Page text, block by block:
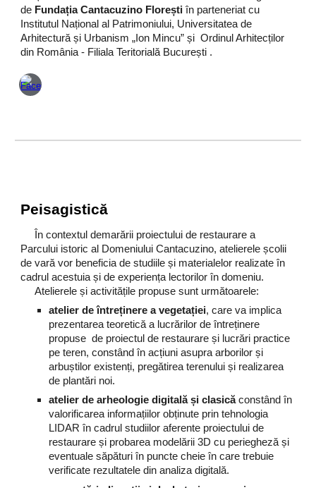
de Fundația Cantacuzino Florești în parteneriat cu
Institutul Național al Patrimoniului, Universitatea de
Arhitectură și Urbanism „Ion Mincu” și Ordinul Arhitecților
din România - Filiala Teritorială București .
Peisagistică
În contextul demarării proiectului de restaurare a
Parcului istoric al Domeniului Cantacuzino, atelierele școlii
de vară vor beneficia de studiile și materialelor realizate în
cadrul acestuia și de experiența lectorilor în domeniu.
Atelierele și activitățile propuse sunt următoarele:
atelier de întreținere a vegetației, care va implica
prezentarea teoretică a lucrărilor de întreținere
propuse de proiectul de restaurare și lucrări practice
pe teren, constând în acțiuni asupra arborilor și
arbuștilor existenți, pregătirea terenului și realizarea
de plantări noi.
atelier de arheologie digitală și clasicăconstând în
valorificarea informațiilor obținute prin tehnologia
LIDAR în cadrul studiilor aferente proiectului de
restaurare și probarea modelării 3D cu periegheză și
eventuale săpături în puncte cheie în care trebuie
verificate rezultatele din analiza digitală.